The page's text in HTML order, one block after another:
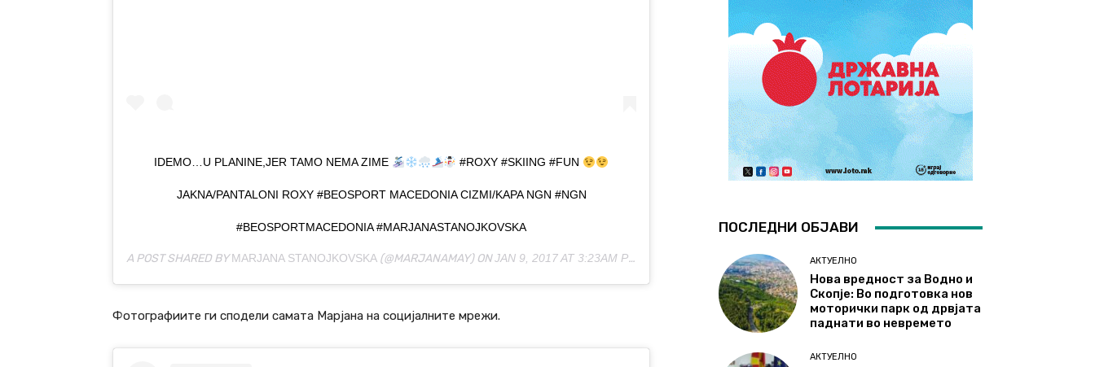
IDEMO…U PLANINE,JER TAMO NEMA ZIME #ROXY #SKIING #FUN
JAKNA/PANTALONI ROXY #BEOSPORT MACEDONIA CIZMI/KAPA NGN #NGN
#BEOSPORTMACEDONIA #MARJANASTANOJKOVSKA
A POST SHARED BYMARJANA STANOJKOVSKA (@MARJANAMAY) ONJAN 9, 2017 AT 3:23AM PST
Фотографиите ги сподели самата Марјана на социјалните мрежи.
ПОСЛЕДНИ ОБЈАВИ
АКТУЕЛНО
Нова вредност за Водно и
Скопје: Во подготовка нов
моторички парк од дрвјата
паднати во невремето
АКТУЕЛНО